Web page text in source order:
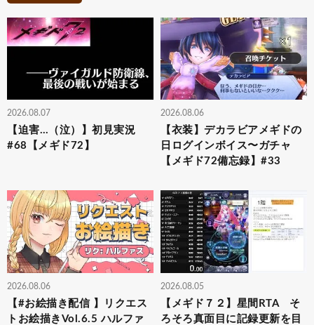
2026.08.07
【迫害…（泣）】初見実況
#68【メギド72】
2026.08.06
【衣装】デカラビアメギドの
日ログインボイス〜ガチャ
【メギド72備忘録】#33
2026.08.06
【#お絵描き配信 】リクエス
トお絵描きVol.6.5 ハルファ
2026.08.05
【メギド７２】星間RTA そ
ろそろ真面目に記録更新を目